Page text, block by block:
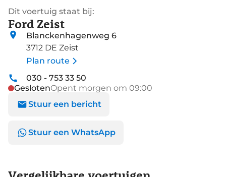
Dit voertuig staat bij:
Ford Zeist
Blanckenhagenweg 6
3712 DE Zeist
Plan route
030 - 753 33 50
GeslotenOpent morgen om 09:00
Stuur een bericht
Stuur een WhatsApp